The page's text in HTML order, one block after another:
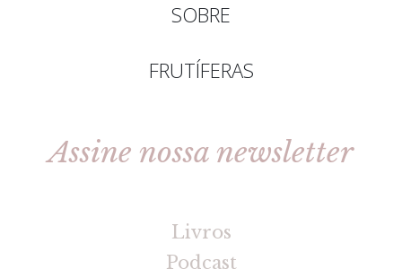
SOBRE
FRUTÍFERAS
Assine nossa newsletter
Livros
Podcast